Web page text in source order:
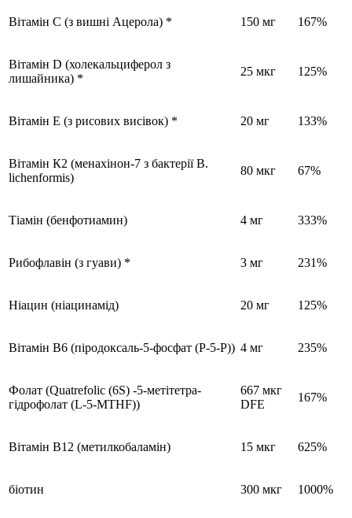
Вітамін С (з вишні Ацерола) * 150 мг 167%
Вітамін D (холекальциферол з
лишайника) *
25 мкг 125%
Вітамін Е (з рисових висівок) * 20 мг 133%
Вітамін К2 (менахінон-7 з бактерії B.
lichenformis)
80 мкг 67%
Тіамін (бенфотиамин) 4 мг 333%
Рибофлавін (з гуави) * 3 мг 231%
Ніацин (ніацинамід) 20 мг 125%
Вітамін В6 (піродоксаль-5-фосфат (P-5-P)) 4 мг 235%
Фолат (Quatrefolic (6S) -5-метітетра-
гідрофолат (L-5-MTHF))
667 мкг
DFE
167%
Вітамін В12 (метилкобаламін) 15 мкг 625%
біотин 300 мкг 1000%